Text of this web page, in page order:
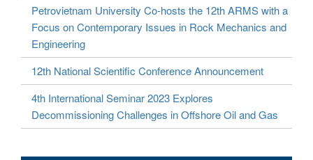
Petrovietnam University Co-hosts the 12th ARMS with a
Focus on Contemporary Issues in Rock Mechanics and
Engineering
12th National Scientific Conference Announcement
4th International Seminar 2023 Explores
Decommissioning Challenges in Offshore Oil and Gas